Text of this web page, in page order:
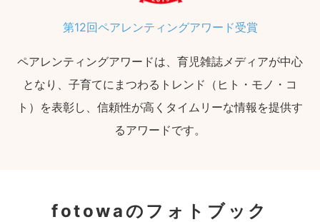
第12回ペアレンティングアワード受賞
ペアレンティングアワードは、育児雑誌メディアが中心
となり、子育てにまつわるトレンド（ヒト・モノ・コ
ト）を表彰し、信頼性が高くタイムリーな情報を提供す
るアワードです。
fotowaのフォトブック